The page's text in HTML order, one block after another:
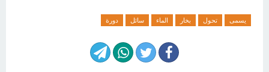
يسمى تحول بخار الماء سائل دورة